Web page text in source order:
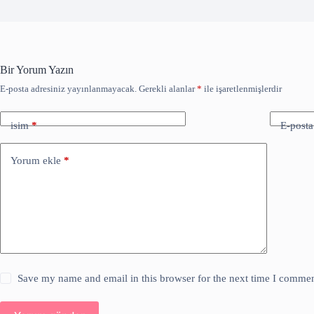
Bir Yorum Yazın
E-posta adresiniz yayınlanmayacak. Gerekli alanlar* ile işaretlenmişlerdir
isim* E-posta
Yorum ekle *
Save my name and email in this browser for the next time I